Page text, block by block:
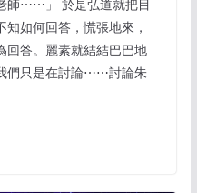
師⋯⋯」 於是弘道就把目
如何回答，慌張地來，
回答。麗素就結結巴巴地
們只是在討論⋯⋯討論朱